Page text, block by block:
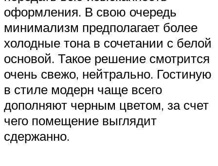
оформления. В свою очередь
минимализм предполагает более
холодные тона в сочетании с белой
основой. Такое решение смотрится
очень свежо, нейтрально. Гостиную
в стиле модерн чаще всего
дополняют черным цветом, за счет
чего помещение выглядит
сдержанно.